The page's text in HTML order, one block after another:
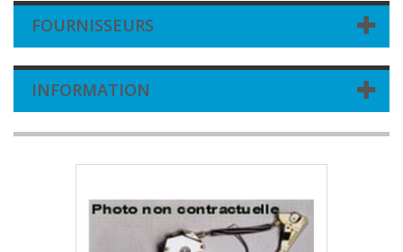
FOURNISSEURS
INFORMATION